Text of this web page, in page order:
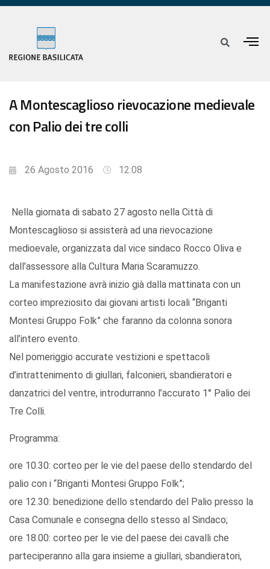
A Montescaglioso rievocazione medievale
con Palio dei tre colli
26 Agosto 2016 12:08
Nella giornata di sabato 27 agosto nella Città di
Montescaglioso si assisterà ad una rievocazione
medioevale, organizzata dal vice sindaco Rocco Oliva e
dall’assessore alla Cultura Maria Scaramuzzo.
La manifestazione avrà inizio già dalla mattinata con un
corteo impreziosito dai giovani artisti locali “Briganti
Montesi Gruppo Folk” che faranno da colonna sonora
all’intero evento.
Nel pomeriggio accurate vestizioni e spettacoli
d’intrattenimento di giullari, falconieri, sbandieratori e
danzatrici del ventre, introdurranno l’accurato 1° Palio dei
Tre Colli.
Programma:
ore 10.30: corteo per le vie del paese dello stendardo del
palio con i “Briganti Montesi Gruppo Folk”;
ore 12.30: benedizione dello stendardo del Palio presso la
Casa Comunale e consegna dello stesso al Sindaco;
ore 18.00: corteo per le vie del paese dei cavalli che
parteciperanno alla gara insieme a giullari, sbandieratori,